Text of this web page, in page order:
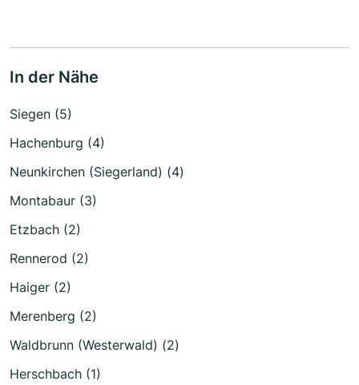
In der Nähe
Siegen (5)
Hachenburg (4)
Neunkirchen (Siegerland) (4)
Montabaur (3)
Etzbach (2)
Rennerod (2)
Haiger (2)
Merenberg (2)
Waldbrunn (Westerwald) (2)
Herschbach (1)